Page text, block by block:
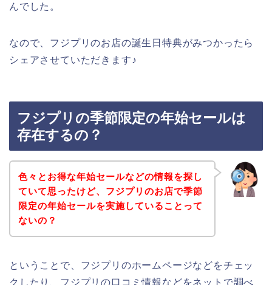
んでした。
なので、フジプリのお店の誕生日特典がみつかったら
シェアさせていただきます♪
フジプリの季節限定の年始セールは
存在するの？
色々とお得な年始セールなどの情報を探し
ていて思ったけど、フジプリのお店で季節
限定の年始セールを実施していることって
ないの？
ということで、フジプリのホームページなどをチェッ
クしたり、フジプリの口コミ情報などをネットで調べ